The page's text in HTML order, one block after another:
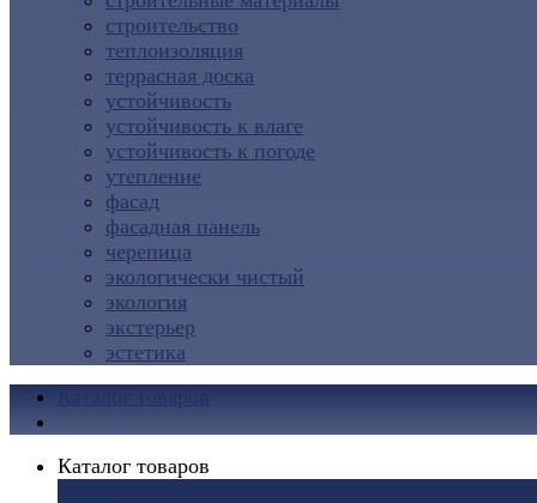
строительство
теплоизоляция
террасная доска
устойчивость
устойчивость к влаге
устойчивость к погоде
утепление
фасад
фасадная панель
черепица
экологически чистый
экология
экстерьер
эстетика
Каталог товаров